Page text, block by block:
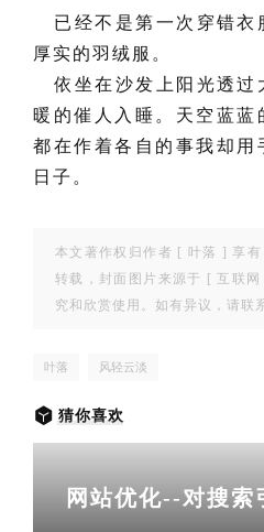
已经不是第一次穿错衣
厚实的羽绒服。
依坐在沙发上阳光透过
暖的催人入睡。天空蓝蓝
都在作着各自的事我却用
日子。
本文著作权归作者 [ 叶落 ] 享有
转载，封面图片来源于 [互联网
究和欣赏使用。如有异议，请联
叶落 风轻云淡
猜你喜欢